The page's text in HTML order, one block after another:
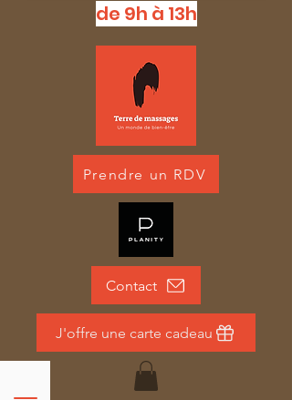
Contact
J'offre une carte cadeau
de 9h à 13h
Prendre un RDV